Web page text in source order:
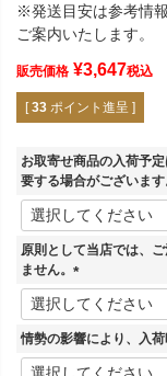
※発送目安は参考情
ご案内いたします。
販売価格 ¥3,647税込
[ 33 ポイント進呈 ]
お取寄せ商品の入荷予
要する場合がございます
原則として当店では、
ません。
(
必
須
情勢の影響により、入